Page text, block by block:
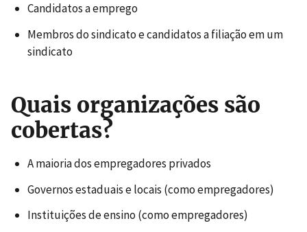
Candidatos a emprego
Membros do sindicato e candidatos a filiação em um
sindicato
Quais organizações são
cobertas?
A maioria dos empregadores privados
Governos estaduais e locais (como empregadores)
Instituições de ensino (como empregadores)